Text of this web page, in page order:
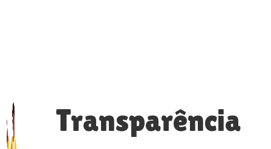
Transparência